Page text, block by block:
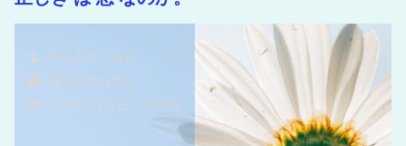
みなもと あお
気づきのコラム
2022年3月12日, 7:03 PM